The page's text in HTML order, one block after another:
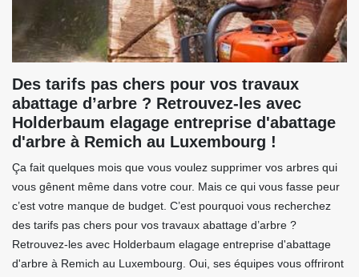
Des tarifs pas chers pour vos travaux
abattage d’arbre ? Retrouvez-les avec
Holderbaum elagage entreprise d'abattage
d'arbre à Remich au Luxembourg !
Ça fait quelques mois que vous voulez supprimer vos arbres qui
vous gênent même dans votre cour. Mais ce qui vous fasse peur
c’est votre manque de budget. C’est pourquoi vous recherchez
des tarifs pas chers pour vos travaux abattage d’arbre ?
Retrouvez-les avec Holderbaum elagage entreprise d'abattage
d'arbre à Remich au Luxembourg. Oui, ses équipes vous offriront